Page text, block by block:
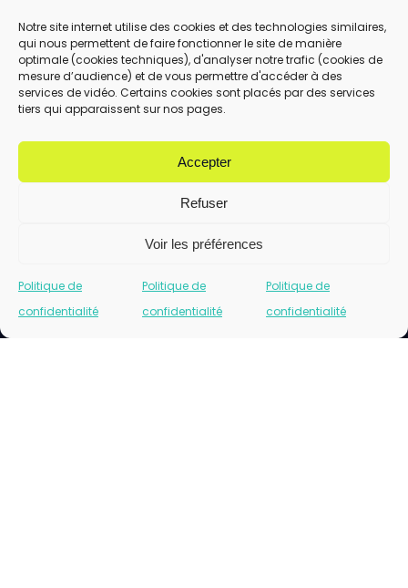
Notre site internet utilise des cookies et des technologies similaires,
qui nous permettent de faire fonctionner le site de manière
optimale (cookies techniques), d'analyser notre trafic (cookies de
mesure d’audience) et de vous permettre d'accéder à des
services de vidéo. Certains cookies sont placés par des services
tiers qui apparaissent sur nos pages.
Accepter
Refuser
Voir les préférences
Politique de
confidentialité
Politique de
confidentialité
Politique de
confidentialité
En utilisant ce formulaire, vous acceptez le
stockage et le traitement de vos données
par ce site.